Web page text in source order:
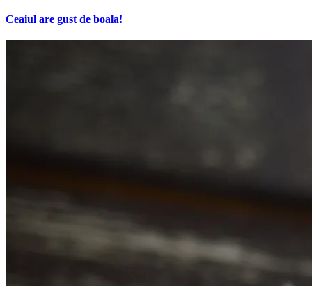
Ceaiul are gust de boala!